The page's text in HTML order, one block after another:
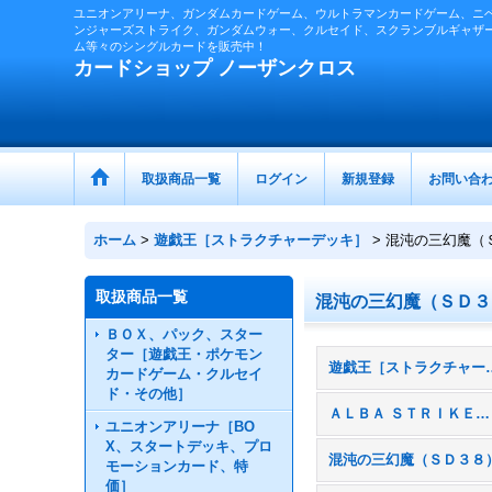
ユニオンアリーナ、ガンダムカードゲーム、ウルトラマンカードゲーム、
ンジャーズストライク、ガンダムウォー、クルセイド、スクランブルギャ
ム等々のシングルカードを販売中！
カードショップ ノーザンクロス
取扱商品一覧 ログイン 新規登録 お問い合
ホーム > 遊戯王［ストラクチャーデッキ］ > 混沌の三幻魔（
取扱商品一覧
ＢＯＸ、パック、スター
ター［遊戯王・ポケモン
カードゲーム・クルセイ
ド・その他］
ユニオンアリーナ［BO
X、スタートデッキ、プロ
モーションカード、特
価］
混沌の三幻魔（ＳＤ
遊戯王［
ＡＬＢＡ ＳＴＲＩＫＥ（ＳＤ４３）
混沌の三幻魔（ＳＤ３８